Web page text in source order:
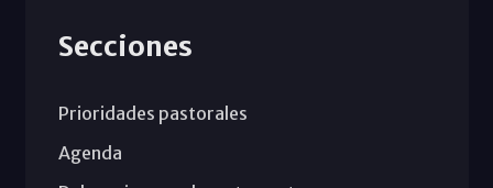
Secciones
Prioridades pastorales
Agenda